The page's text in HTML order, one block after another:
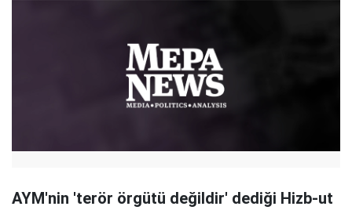
AYM'nin 'terör örgütü değildir' dediği Hizb-ut